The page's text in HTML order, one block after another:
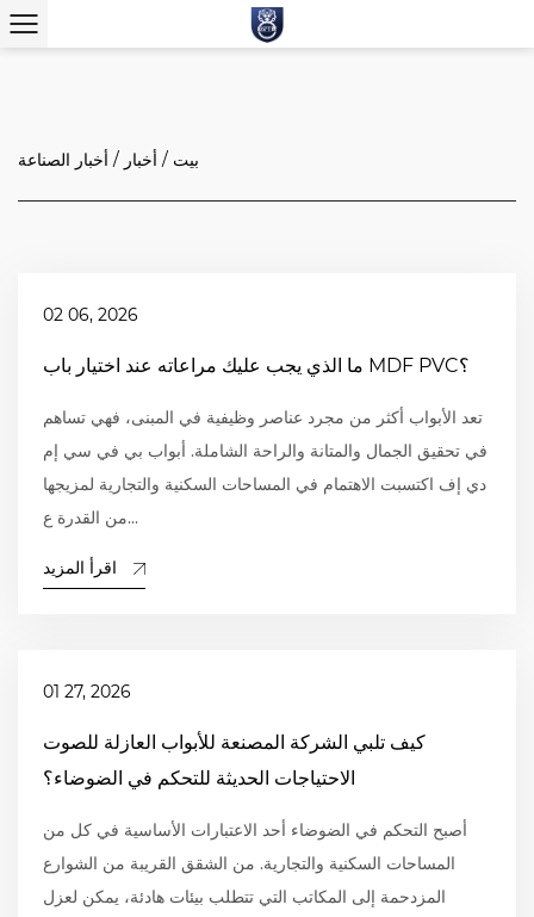
بيت / أخبار / أخبار الصناعة
02 06, 2026
ما الذي يجب عليك مراعاته عند اختيار باب MDF PVC؟
تعد الأبواب أكثر من مجرد عناصر وظيفية في المبنى، فهي تساهم
في تحقيق الجمال والمتانة والراحة الشاملة. أبواب بي في سي إم
دي إف اكتسبت الاهتمام في المساحات السكنية والتجارية لمزيجها
من القدرة ع...
اقرأ المزيد
01 27, 2026
كيف تلبي الشركة المصنعة للأبواب العازلة للصوت
الاحتياجات الحديثة للتحكم في الضوضاء؟
أصبح التحكم في الضوضاء أحد الاعتبارات الأساسية في كل من
المساحات السكنية والتجارية. من الشقق القريبة من الشوارع
المزدحمة إلى المكاتب التي تتطلب بيئات هادئة، يمكن لعزل